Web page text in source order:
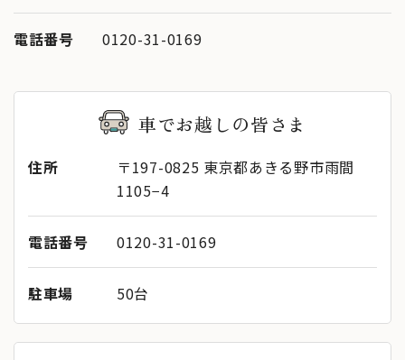
電話番号 0120-31-0169
車でお越しの皆さま
住所
〒197-0825 東京都あきる野市雨間
1105−4
電話番号 0120-31-0169
駐車場 50台